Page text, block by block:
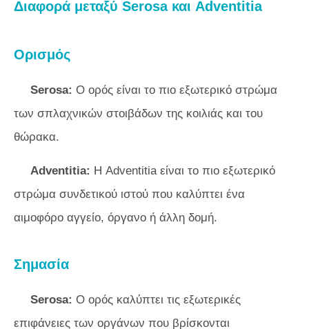
Διαφορά μεταξύ Serosa και Adventitia
Ορισμός
Serosa: Ο ορός είναι το πιο εξωτερικό στρώμα
των σπλαχνικών στοιβάδων της κοιλιάς και του
θώρακα.
Adventitia: Η Adventitia είναι το πιο εξωτερικό
στρώμα συνδετικού ιστού που καλύπτει ένα
αιμοφόρο αγγείο, όργανο ή άλλη δομή.
Σημασία
Serosa: Ο ορός καλύπτει τις εξωτερικές
επιφάνειες των οργάνων που βρίσκονται